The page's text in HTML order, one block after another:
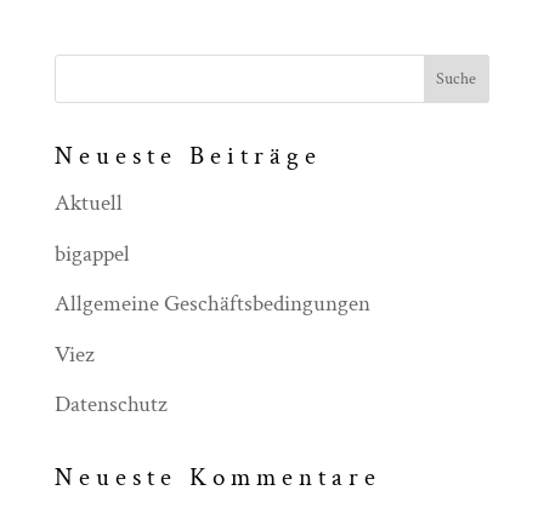
Neueste Beiträge
Aktuell
bigappel
Allgemeine Geschäftsbedingungen
Viez
Datenschutz
Neueste Kommentare